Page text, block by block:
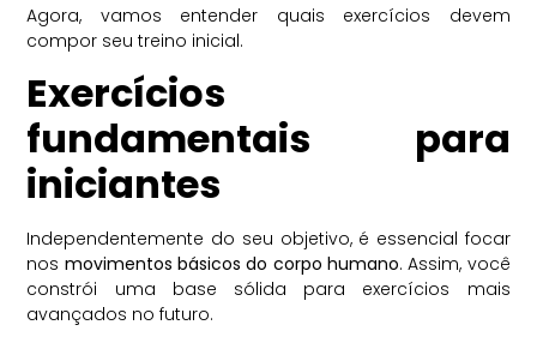
Agora, vamos entender quais exercícios devem
compor seu treino inicial.
Exercícios
fundamentais para
iniciantes
Independentemente do seu objetivo, é essencial focar
nos movimentos básicos do corpo humano. Assim, você
constrói uma base sólida para exercícios mais
avançados no futuro.